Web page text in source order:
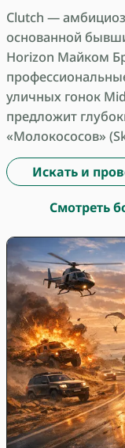
Clutch —
основанной
Horizon Майком
уличных гонок
предложит
«Молокососов»
Искать и
Смотреть